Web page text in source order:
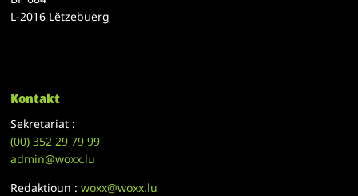
L-2016 Lëtzebuerg
Kontakt
Sekretariat :
(00)352 29 79 99
admin@woxx.lu
Redaktioun :woxx@woxx.lu